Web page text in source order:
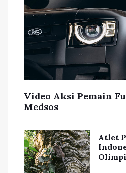
Video Aksi Pemain
Medsos
Atlet